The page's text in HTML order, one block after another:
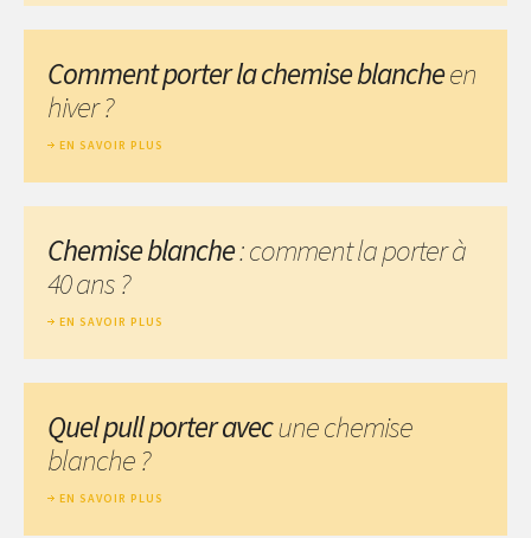
Comment porter la chemise blancheen
hiver ?
EN SAVOIR PLUS
Chemise blanche: comment la porter à
40 ans ?
EN SAVOIR PLUS
Quel pull porter avecune chemise
blanche ?
EN SAVOIR PLUS